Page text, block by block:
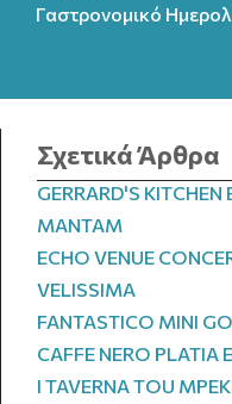
Γαστρονομικό
Σχετικά Άρθρα
GERRARD'S KITCHEN
MANTAM
ECHO VENUE
VELISSIMA
FANTASTICO MINI
CAFFE NERO PLATIA
I TAVERNA TOU